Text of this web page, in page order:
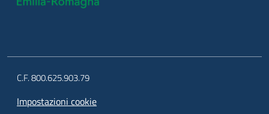
C.F. 800.625.903.79
Impostazioni cookie